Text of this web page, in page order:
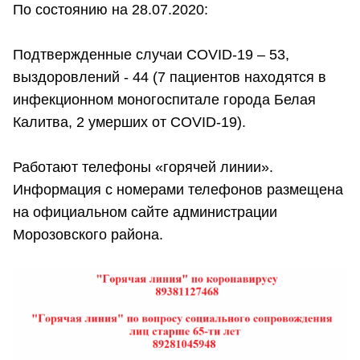
По состоянию на 28.07.2020:
Подтвержденные случаи COVID-19 – 53,
выздоровлений - 44 (7 пациентов находятся в
инфекционном моногоспитале города Белая
Калитва, 2 умерших от COVID-19).
Работают телефоны «горячей линии».
Информация с номерами телефонов размещена
на официальном сайте администрации
Морозовского района.